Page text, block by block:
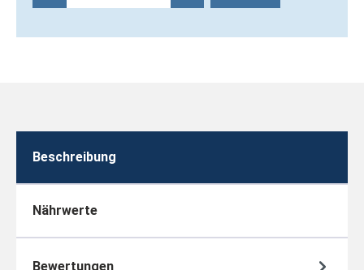
Beschreibung
Nährwerte
Bewertungen